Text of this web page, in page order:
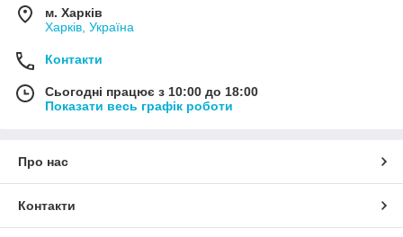
м. Харків
Харків, Україна
Контакти
Сьогодні працює з 10:00 до 18:00
Показати весь графік роботи
Про нас
Контакти